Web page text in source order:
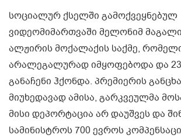
სოციალურ ქსელში გამოქვეყნებულ
ვიდეომიმართვაში მელონიმ
ალჟირის მოქალაქის საქმე,
არალეგალურად იმყოფებოდა და
განაჩენი ჰქონდა. პრემიერის
მიუხედავად ამისა, გარკვეულმა
მისი დეპორტაცია არ დაუშვეს და
სამინისტროს 700 ევროს